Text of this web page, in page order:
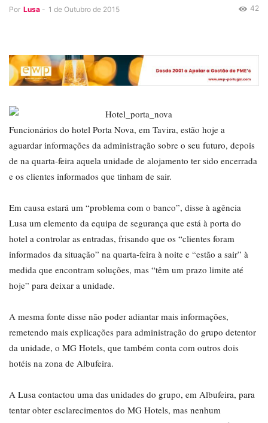
Por Lusa - 1 de Outubro de 2015 42
Funcionários do hotel Porta Nova, em Tavira, estão hoje a
aguardar informações da administração sobre o seu futuro, depois
de na quarta-feira aquela unidade de alojamento ter sido encerrada
e os clientes informados que tinham de sair.
Em causa estará um “problema com o banco”, disse à agência
Lusa um elemento da equipa de segurança que está à porta do
hotel a controlar as entradas, frisando que os “clientes foram
informados da situação” na quarta-feira à noite e “estão a sair” à
medida que encontram soluções, mas “têm um prazo limite até
hoje” para deixar a unidade.
A mesma fonte disse não poder adiantar mais informações,
remetendo mais explicações para administração do grupo detentor
da unidade, o MG Hotels, que também conta com outros dois
hotéis na zona de Albufeira.
A Lusa contactou uma das unidades do grupo, em Albufeira, para
tentar obter esclarecimentos do MG Hotels, mas nenhum